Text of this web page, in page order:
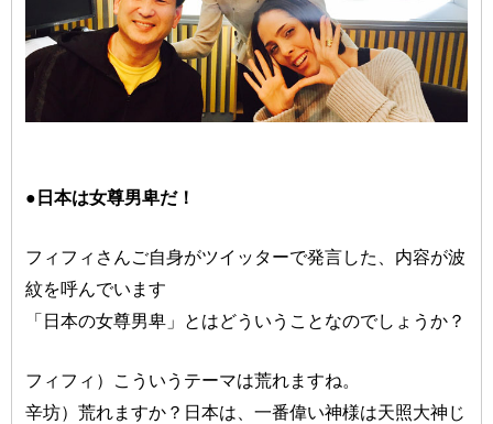
●日本は女尊男卑だ！
フィフィさんご自身がツイッターで発言した、内容が波
紋を呼んでいます
「日本の女尊男卑」とはどういうことなのでしょうか？
フィフィ）こういうテーマは荒れますね。
辛坊）荒れますか？日本は、一番偉い神様は天照大神じ